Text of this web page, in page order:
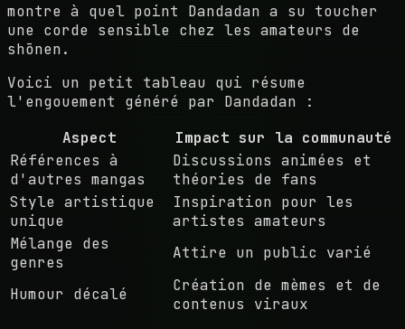
montre à quel point Dandadan a su toucher
une corde sensible chez les amateurs de
shōnen.
Voici un petit tableau qui résume
l'engouement généré par Dandadan :
Aspect
Impact sur la communauté
Références à
d'autres mangas
Discussions animées et
théories de fans
Style artistique
unique
Inspiration pour les
artistes amateurs
Mélange des
genres
Attire un public varié
Humour décalé
Création de mèmes et de
contenus viraux